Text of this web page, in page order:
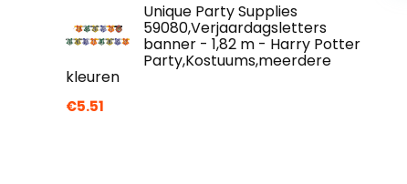
Unique Party Supplies
59080,Verjaardagsletters
banner - 1,82 m - Harry Potter
Party,Kostuums,meerdere
kleuren
€5.51